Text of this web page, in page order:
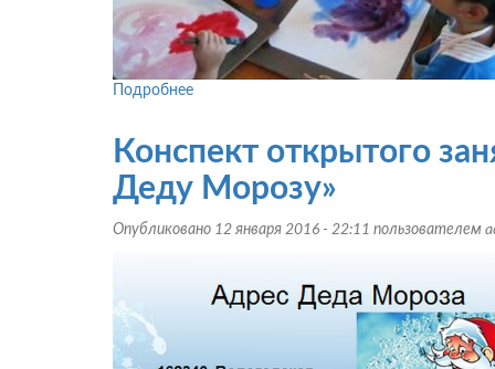
Подробнее
занятия
художественно-
эстетического
направления:
Конспект открытого
Деду Морозу»
Опубликовано 12 января 2016 - 22:11 пользователем